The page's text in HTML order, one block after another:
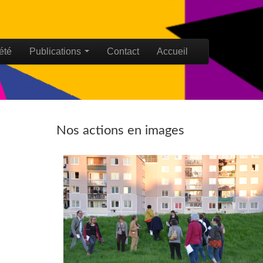
Publications Contact Accueil
Nos actions en images